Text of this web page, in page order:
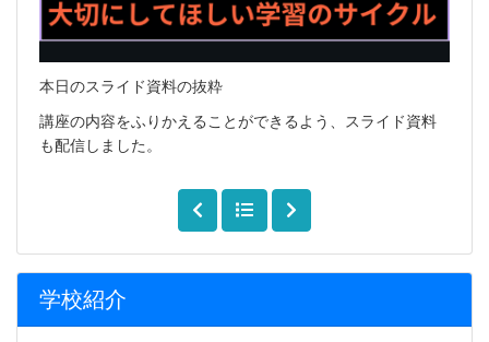
学校紹介
本日のスライド資料の抜粋
講座の内容をふりかえることができるよう、スライド資料
も配信しました。